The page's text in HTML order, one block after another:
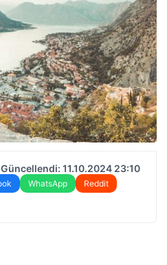
Güncellendi: 11.10.2024 23:10
WhatsApp
Reddit